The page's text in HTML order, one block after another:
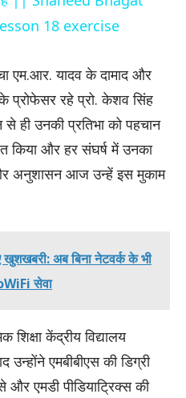
18 exercise
एम.आर. यादव के दामाद और
के प्रोफेसर रहे प्रो. केशव सिंह
ही उनकी प्रतिभा को पहचान
किया और हर संघर्ष में उनका
और अनुशासन आज उन्हें इस मुकाम
अब बिना नेटवर्क के भी
सेवा
केंद्रीय विद्यालय
उन्होंने एमबीबीएस की डिग्री
एमडी पीडियाट्रिक्स की